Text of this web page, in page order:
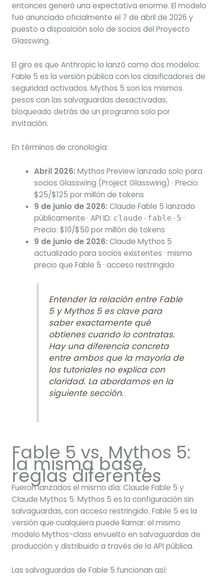
entonces generó una expectativa enorme. El modelo
fue anunciado oficialmente el 7 de abril de 2026 y
puesto a disposición solo de socios del Proyecto
Glasswing.
El giro es que Anthropic lo lanzó como dos modelos:
Fable 5 es la versión pública con los clasificadores de
seguridad activados. Mythos 5 son los mismos
pesos con las salvaguardas desactivadas,
bloqueado detrás de un programa solo por
invitación.
En términos de cronología:
Abril 2026: Mythos Preview lanzado solo para
socios Glasswing (Project Glasswing) · Precio:
$25/$125 por millón de tokens
9 de junio de 2026: Claude Fable 5 lanzado
públicamente · API ID: claude-fable-5 ·
Precio: $10/$50 por millón de tokens
9 de junio de 2026: Claude Mythos 5
actualizado para socios existentes · mismo
precio que Fable 5 · acceso restringido
Entender la relación entre Fable
5 y Mythos 5 es clave para
saber exactamente qué
obtienes cuando lo contratas.
Hay una diferencia concreta
entre ambos que la mayoría de
los tutoriales no explica con
claridad. La abordamos en la
siguiente sección.
Fable 5 vs. Mythos 5:
la misma base,
reglas diferentes
Fueron lanzados el mismo día: Claude Fable 5 y
Claude Mythos 5. Mythos 5 es la configuración sin
salvaguardas, con acceso restringido. Fable 5 es la
versión que cualquiera puede llamar: el mismo
modelo Mythos-class envuelto en salvaguardas de
producción y distribuido a través de la API pública.
Las salvaguardas de Fable 5 funcionan así: